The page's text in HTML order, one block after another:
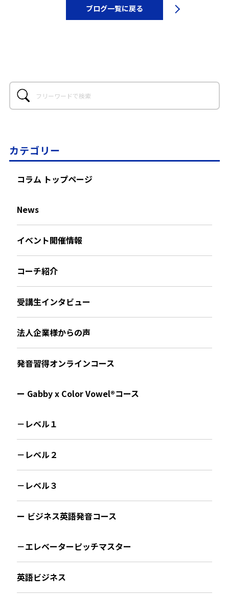
ブログ一覧に戻る
カテゴリー
コラム トップページ
News
イベント開催情報
コーチ紹介
受講生インタビュー
法人企業様からの声
発音習得オンラインコース
ー Gabby x Color Vowel®︎コース
－レベル１
－レベル２
－レベル３
ー ビジネス英語発音コース
－エレベーターピッチマスター
英語ビジネス